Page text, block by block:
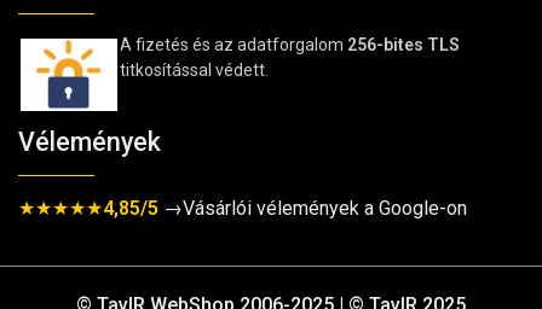
A fizetés és az adatforgalom 256-bites TLS
titkosítással védett.
Vélemények
★★★★★4,85/5 →Vásárlói vélemények a Google-on